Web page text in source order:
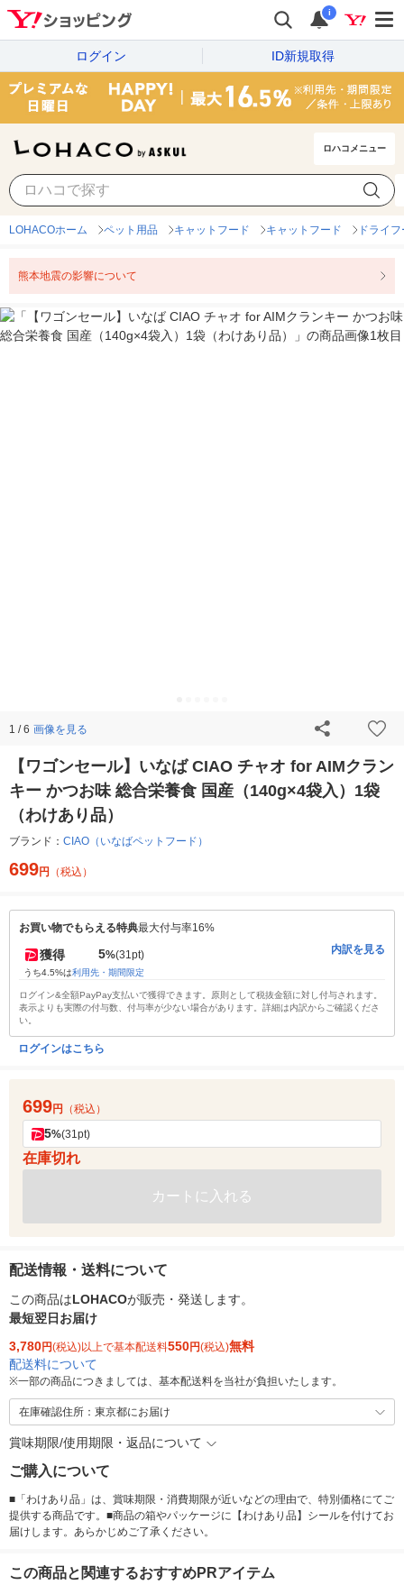
i
ログイン ID新規取得
ロハコメニュー
LOHACOホーム ペット用品 キャットフード キャットフード ドライ
熊本地震の影響について
1 / 6 画像を見る
【ワゴンセール】いなば CIAO チャオ for AIMクラン
キー かつお味 総合栄養食 国産（140g×4袋入）1袋
（わけあり品）
ブランド： CIAO（いなばペットフード）
699円 （税込）
お買い物でもらえる特典最大付与率16%
獲得 5%(31pt)
うち4.5%は利用先・期間限定
内訳を見る
ログイン&全額PayPay支払いで獲得できます。原則として税抜金額に対し付与されます。
表示よりも実際の付与数、付与率が少ない場合があります。詳細は内訳からご確認くださ
い。
ログインはこちら
699円 （税込）
5%(31pt)
在庫切れ
カートに入れる
配送情報・送料について
この商品はLOHACOが販売・発送します。
最短翌日お届け
3,780円(税込)以上で基本配送料550円(税込)無料
配送料について
※一部の商品につきましては、基本配送料を当社が負担いたします。
在庫確認住所：東京都にお届け
賞味期限/使用期限・返品について
ご購入について
■「わけあり品」は、賞味期限・消費期限が近いなどの理由で、特別価格にてご
提供する商品です。■商品の箱やパッケージに【わけあり品】シールを付けてお
届けします。あらかじめご了承ください。
この商品と関連するおすすめPRアイテム